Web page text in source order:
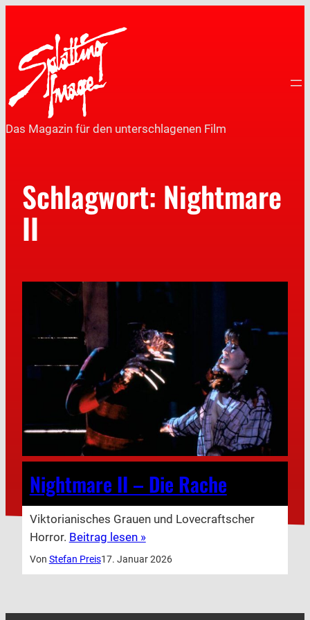
Das Magazin für den unterschlagenen Film
Schlagwort: Nightmare
II
Nightmare II – Die Rache
Viktorianisches Grauen und Lovecraftscher
Horror. Beitrag lesen »
Von Stefan Preis17. Januar 2026